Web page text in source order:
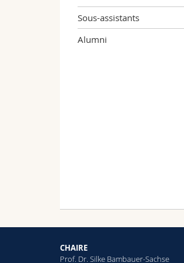
Sous-assistants
Alumni
CHAIRE
Prof. Dr. Silke Bambauer-Sachse